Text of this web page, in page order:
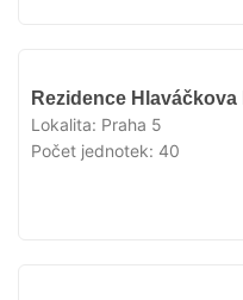
Rezidence Hlaváčkova II
Lokalita: Praha 5
Počet jednotek: 40